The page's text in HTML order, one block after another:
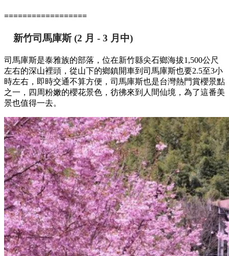
==================
新竹司馬庫斯(2 月 - 3 月中)
司馬庫斯是泰雅族的部落，位在新竹縣尖石鄉海拔1,500公尺
左右的深山裡頭，從山下的鄉鎮開車到司馬庫斯也要2.5至3小
時左右，即時交通不算方便，司馬庫斯也是台灣熱門賞櫻景點
之一，四周粉嫩的櫻花景色，彷彿來到人間仙境，為了這番美
景也值得一去。